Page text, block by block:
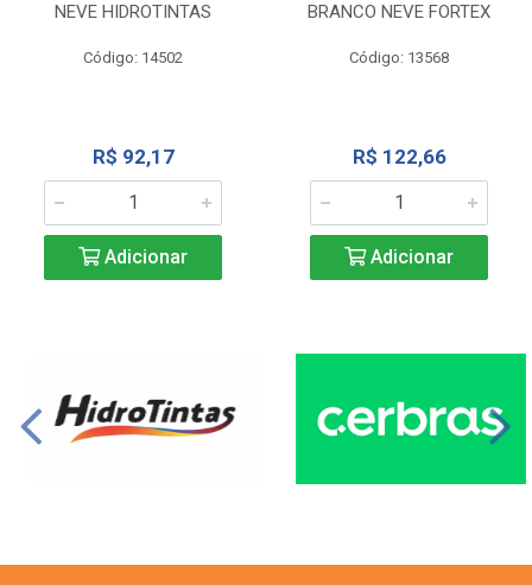
NEVE HIDROTINTAS
Código: 14502
R$ 92,17
Adicionar
BRANCO NEVE FORTEX
Código: 13568
R$ 122,66
Adicionar